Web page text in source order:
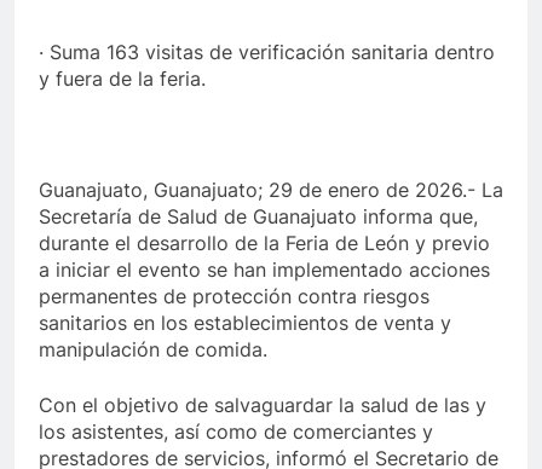
· Suma 163 visitas de verificación sanitaria dentro
y fuera de la feria.
Guanajuato, Guanajuato; 29 de enero de 2026.- La
Secretaría de Salud de Guanajuato informa que,
durante el desarrollo de la Feria de León y previo
a iniciar el evento se han implementado acciones
permanentes de protección contra riesgos
sanitarios en los establecimientos de venta y
manipulación de comida.
Con el objetivo de salvaguardar la salud de las y
los asistentes, así como de comerciantes y
prestadores de servicios, informó el Secretario de